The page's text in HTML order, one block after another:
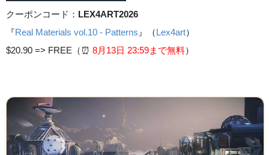
クーポンコード： LEX4ART2026
『Real Materials vol.10 - Patterns 』（Lex4art）
$20.90 => FREE（⏰️ 8月13日 23:59まで無料）